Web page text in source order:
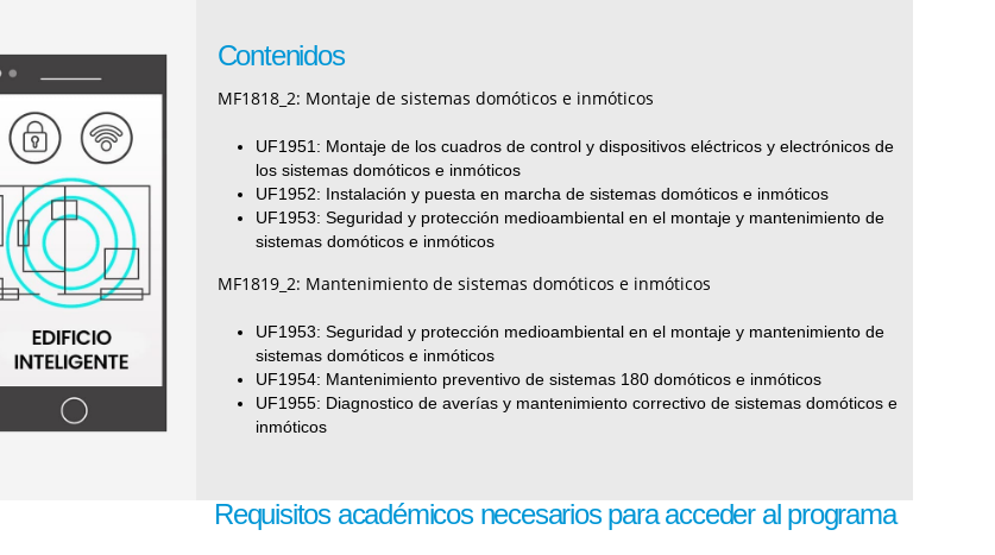
Contenidos
MF1818_2: Montaje de sistemas domóticos e inmóticos
UF1951: Montaje de los cuadros de control y dispositivos eléctricos y electrónicos de
los sistemas domóticos e inmóticos
UF1952: Instalación y puesta en marcha de sistemas domóticos e inmóticos
UF1953: Seguridad y protección medioambiental en el montaje y mantenimiento de
sistemas domóticos e inmóticos
MF1819_2: Mantenimiento de sistemas domóticos e inmóticos
UF1953: Seguridad y protección medioambiental en el montaje y mantenimiento de
sistemas domóticos e inmóticos
UF1954: Mantenimiento preventivo de sistemas 180 domóticos e inmóticos
UF1955: Diagnostico de averías y mantenimiento correctivo de sistemas domóticos e
inmóticos
Requisitos académicos necesarios para acceder al programa